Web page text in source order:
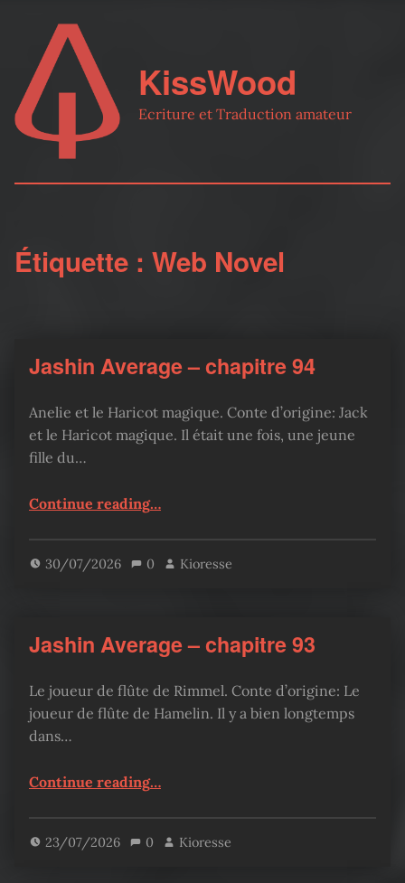
KissWood
Ecriture et Traduction amateur
Étiquette : Web Novel
Jashin Average – chapitre 94
Anelie et le Haricot magique. Conte d’origine: Jack
et le Haricot magique. Il était une fois, une jeune
fille du…
Continue reading…
30/07/2026 0 Kioresse
Jashin Average – chapitre 93
Le joueur de flûte de Rimmel. Conte d’origine: Le
joueur de flûte de Hamelin. Il y a bien longtemps
dans…
Continue reading…
23/07/2026 0 Kioresse